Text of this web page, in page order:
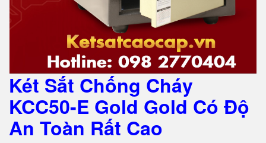
Két Sắt Chống Cháy
KCC50-E Gold Gold Có Độ
An Toàn Rất Cao